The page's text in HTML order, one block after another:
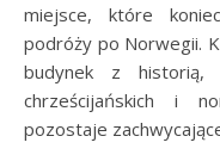
miejsce, które
podróży po Norwegii.
budynek z historią,
chrześcijańskich i
pozostaje